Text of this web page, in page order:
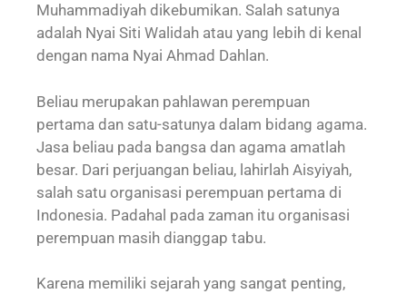
Muhammadiyah dikebumikan. Salah satunya
adalah Nyai Siti Walidah atau yang lebih di kenal
dengan nama Nyai Ahmad Dahlan.
Beliau merupakan pahlawan perempuan
pertama dan satu-satunya dalam bidang agama.
Jasa beliau pada bangsa dan agama amatlah
besar. Dari perjuangan beliau, lahirlah Aisyiyah,
salah satu organisasi perempuan pertama di
Indonesia. Padahal pada zaman itu organisasi
perempuan masih dianggap tabu.
Karena memiliki sejarah yang sangat penting,